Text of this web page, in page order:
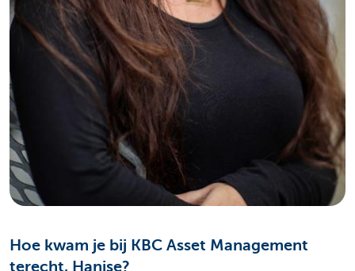
Hoe kwam je bij KBC Asset Management
terecht, Hanise?